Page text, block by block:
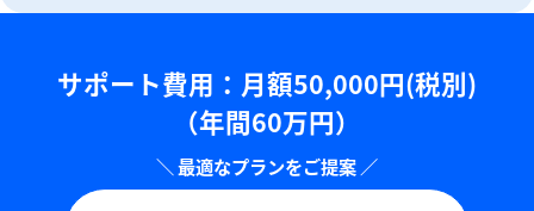
サポート費用：⽉額50,000円(税別)
（年間60万円）